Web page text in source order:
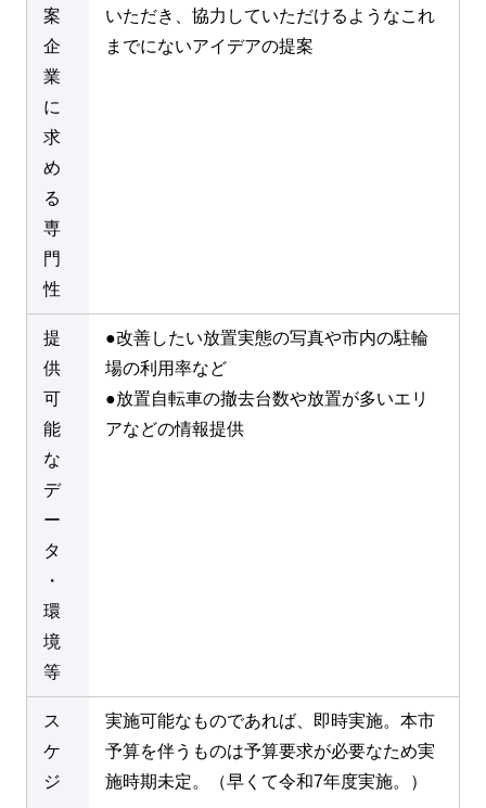
案
企
業
に
求
め
る
専
門
性
いただき、協力していただけるようなこれ
までにないアイデアの提案
提
供
可
能
な
デ
ー
タ
・
環
境
等
●改善したい放置実態の写真や市内の駐輪
場の利用率など
●放置自転車の撤去台数や放置が多いエリ
アなどの情報提供
ス
ケ
ジ
実施可能なものであれば、即時実施。本市
予算を伴うものは予算要求が必要なため実
施時期未定。（早くて令和7年度実施。）